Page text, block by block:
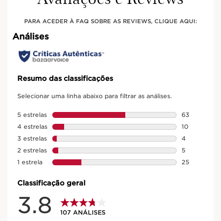
UMA FÓRMULA
PARA ACEDER À FAQ SOBRE AS REVIEWS, CLIQUE AQUI: